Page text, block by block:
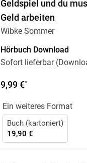
Geldspiel und du
Geld arbeiten
Wibke Sommer
Hörbuch Download
Sofort lieferbar
9,99 €*
Ein weiteres Format
Buch (kartoniert)
19,90 €